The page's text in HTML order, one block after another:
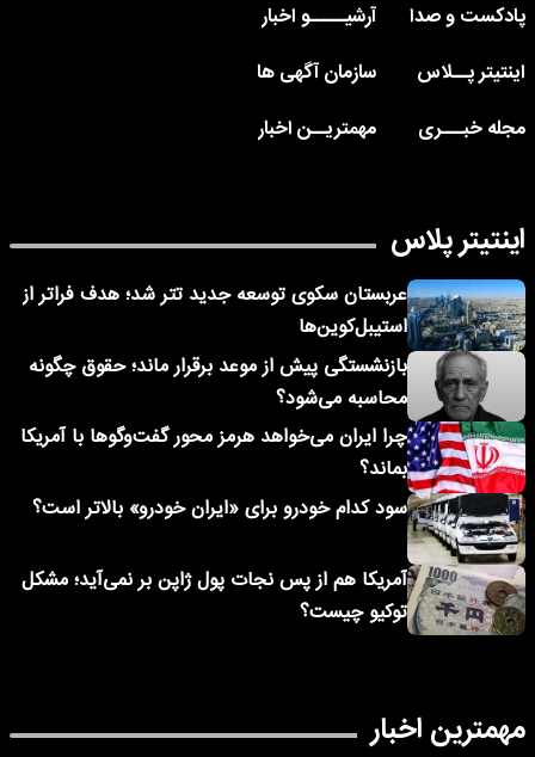
پادکست و صدا
آرشیـــــو اخبار
اینتیتر پــلاس
سازمان آگهی ها
مجله خبـــری
مهمتریــن اخبار
اینتیتر پلاس
عربستان سکوی توسعه جدید تتر شد؛ هدف فراتر از
استیبل‌کوین‌ها
بازنشستگی پیش از موعد برقرار ماند؛ حقوق چگونه
محاسبه می‌شود؟
چرا ایران می‌خواهد هرمز محور گفت‌وگوها با آمریکا
بماند؟
سود کدام خودرو برای «ایران خودرو» بالاتر است؟
آمریکا هم از پس نجات پول ژاپن بر نمی‌آید؛ مشکل
توکیو چیست؟
مهمترین اخبار